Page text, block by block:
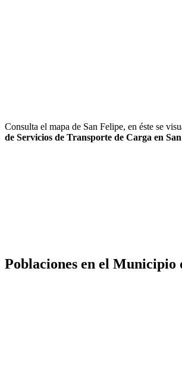
Consulta el mapa de San Felipe, en éste se
de Servicios de Transporte de Carga en
Poblaciones en el Municipio